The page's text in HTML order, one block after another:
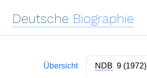
Deutsche Biographie
Übersicht NDB 9 (1972)